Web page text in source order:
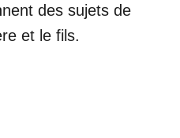
des sujets de
et le fils.